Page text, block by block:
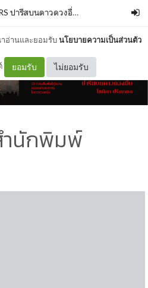
าอ่านและยอมรับนโยบายความเป็นส่วนตัว
ยอมรับ ไม่ยอมรับ
PARIS IN PAIRS ปารีสบนดาวดวงอื่น–
ำนักพิมพ์